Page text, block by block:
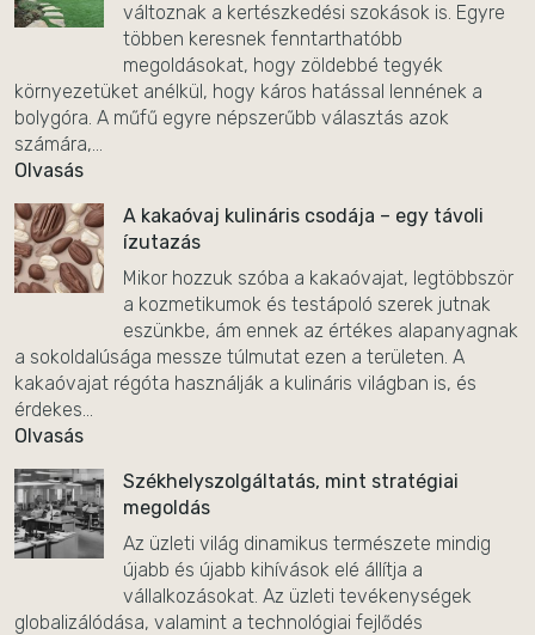
változnak a kertészkedési szokások is. Egyre
többen keresnek fenntarthatóbb
megoldásokat, hogy zöldebbé tegyék
környezetüket anélkül, hogy káros hatással lennének a
bolygóra. A műfű egyre népszerűbb választás azok
számára,...
Olvasás
A kakaóvaj kulináris csodája – egy távoli
ízutazás
Mikor hozzuk szóba a kakaóvajat, legtöbbször
a kozmetikumok és testápoló szerek jutnak
eszünkbe, ám ennek az értékes alapanyagnak
a sokoldalúsága messze túlmutat ezen a területen. A
kakaóvajat régóta használják a kulináris világban is, és
érdekes...
Olvasás
Székhelyszolgáltatás, mint stratégiai
megoldás
Az üzleti világ dinamikus természete mindig
újabb és újabb kihívások elé állítja a
vállalkozásokat. Az üzleti tevékenységek
globalizálódása, valamint a technológiai fejlődés